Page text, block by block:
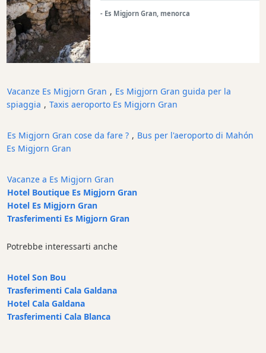
Paddle
hire
Noleggio
kayak
Noleggio
barche
noleggio
barche
Noleggio
veicoli
Esperienze
Servizi
mobilità
Golf
Shows
Annual
- Es Migjorn Gran, menorca
Vacanze Es Migjorn Gran , Es Migjorn Gran guida per la
spiaggia , Taxis aeroporto Es Migjorn Gran
Es Migjorn Gran cose da fare ? , Bus per l'aeroporto di Mahón
Es Migjorn Gran
Vacanze a Es Migjorn Gran
Hotel Boutique Es Migjorn Gran
Hotel Es Migjorn Gran
Trasferimenti Es Migjorn Gran
Potrebbe interessarti anche
Hotel Son Bou
Trasferimenti Cala Galdana
Hotel Cala Galdana
Trasferimenti Cala Blanca